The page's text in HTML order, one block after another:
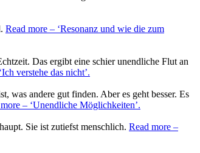
Read more – ‘Resonanz und wie die zum
Das ergibt eine schier unendliche Flut an
verstehe das nicht’.
was andere gut finden. Aber es geht besser. Es
– ‘Unendliche Möglichkeiten’.
Sie ist zutiefst menschlich. Read more –